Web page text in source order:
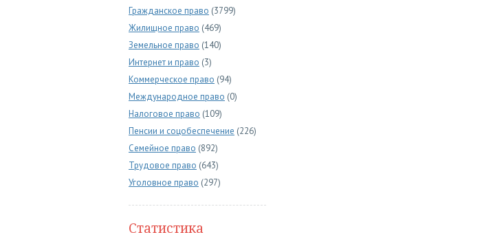
Гражданское право (3799)
Жилищное право (469)
Земельное право (140)
Интернет и право (3)
Коммерческое право (94)
Международное право (0)
Налоговое право (109)
Пенсии и соцобеспечение (226)
Семейное право (892)
Трудовое право (643)
Уголовное право (297)
Статистика